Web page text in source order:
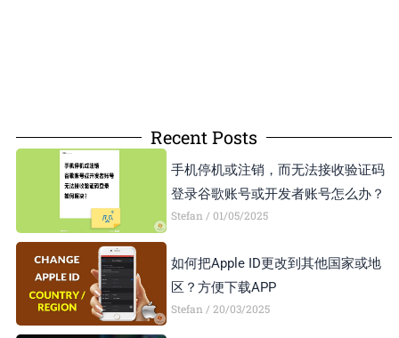
Recent Posts
手机停机或注销，而无法接收验证码
登录谷歌账号或开发者账号怎么办？
Stefan 01/05/2025
如何把Apple ID更改到其他国家或地
区？方便下载APP
Stefan 20/03/2025